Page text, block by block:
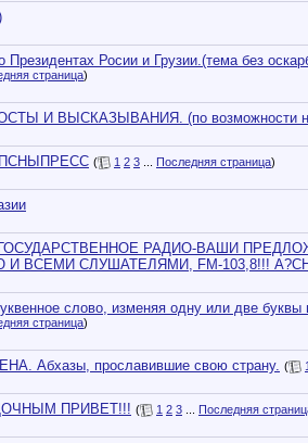
Росии и Грузии.(тема без
страница)
И ВЫСКАЗЫВАНИЯ. (по возможности не
( 1 2 3 Последняя страница)
РАДИО-ВАШИ
ВСЕМИ СЛУШАТЕЛЯМИ, FM-103,8!!!
слово, изменяя одну или две
страница)
Абхазы, прославившие свою страну. ( 1
ПРИВЕТ!!! ( 1 2 3 Последняя